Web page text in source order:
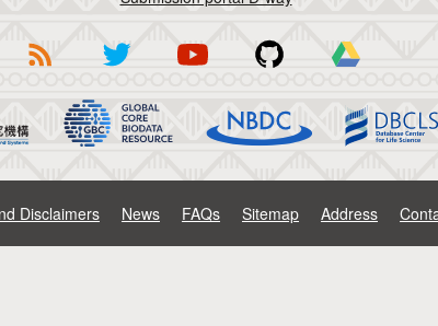
Disclaimers News FAQs Sitemap Address